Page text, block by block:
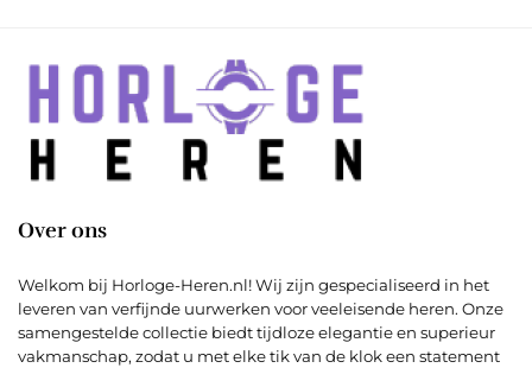
Over ons
Welkom bij Horloge-Heren.nl! Wij zijn gespecialiseerd in het
leveren van verfijnde uurwerken voor veeleisende heren. Onze
samengestelde collectie biedt tijdloze elegantie en superieur
vakmanschap, zodat u met elke tik van de klok een statement